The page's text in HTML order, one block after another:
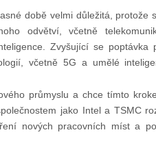
době velmi důležitá, protože
odvětví, včetně
Zvyšující se poptávka
včetně 5G a umělé
průmyslu a chce tímto
jako Intel a TSMC
nových pracovních míst a